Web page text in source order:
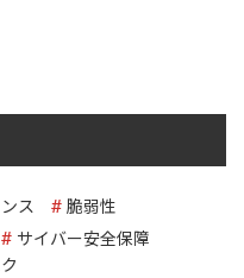
ス
脆弱性
サイバー安全保障